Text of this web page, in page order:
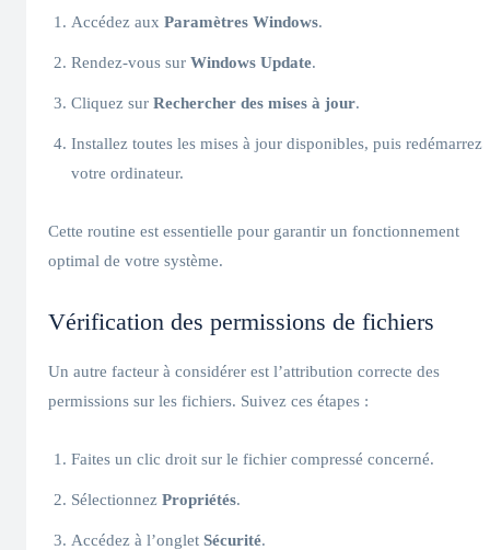
Accédez aux Paramètres Windows.
Rendez-vous sur Windows Update.
Cliquez sur Rechercher des mises à jour.
Installez toutes les mises à jour disponibles, puis redémarrez
votre ordinateur.
Cette routine est essentielle pour garantir un fonctionnement
optimal de votre système.
Vérification des permissions de fichiers
Un autre facteur à considérer est l’attribution correcte des
permissions sur les fichiers. Suivez ces étapes :
Faites un clic droit sur le fichier compressé concerné.
Sélectionnez Propriétés.
Accédez à l’onglet Sécurité.